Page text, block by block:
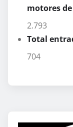
motores
2.793
Total
704